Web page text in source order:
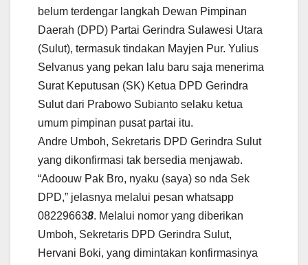
belum terdengar langkah Dewan Pimpinan
Daerah (DPD) Partai Gerindra Sulawesi Utara
(Sulut), termasuk tindakan Mayjen Pur. Yulius
Selvanus yang pekan lalu baru saja menerima
Surat Keputusan (SK) Ketua DPD Gerindra
Sulut dari Prabowo Subianto selaku ketua
umum pimpinan pusat partai itu.
Andre Umboh, Sekretaris DPD Gerindra Sulut
yang dikonfirmasi tak bersedia menjawab.
“Adoouw Pak Bro, nyaku (saya) so nda Sek
DPD,” jelasnya melalui pesan whatsapp
082296638. Melalui nomor yang diberikan
Umboh, Sekretaris DPD Gerindra Sulut,
Hervani Boki, yang dimintakan konfirmasinya